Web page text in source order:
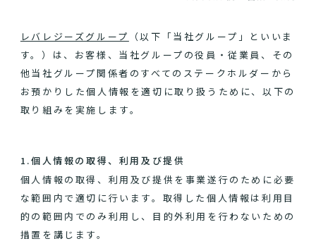
レバレジーズグループ
（以下「当社グループ」といいま
す。）は、お客様、当社グループの役員・従業員、その
他当社グループ関係者のすべてのステークホルダーから
お預かりした個人情報を適切に取り扱うために、以下の
取り組みを実施します。
1.個人情報の取得、利用及び提供
個人情報の取得、利用及び提供を事業遂行のために必要
な範囲内で適切に行います。取得した個人情報は利用目
的の範囲内でのみ利用し、目的外利用を行わないための
措置を講じます。